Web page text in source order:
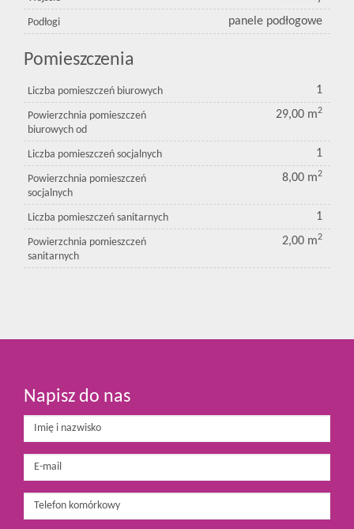
Podłogi panele podłogowe
Pomieszczenia
Liczba pomieszczeń biurowych 1
Powierzchnia pomieszczeń
biurowych od
29,00 m2
Liczba pomieszczeń socjalnych 1
Powierzchnia pomieszczeń
socjalnych
8,00 m2
Liczba pomieszczeń sanitarnych 1
Powierzchnia pomieszczeń
sanitarnych
2,00 m2
Napisz do nas